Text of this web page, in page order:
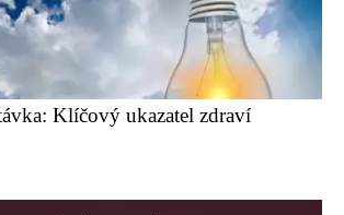
Klíčový ukazatel zdraví